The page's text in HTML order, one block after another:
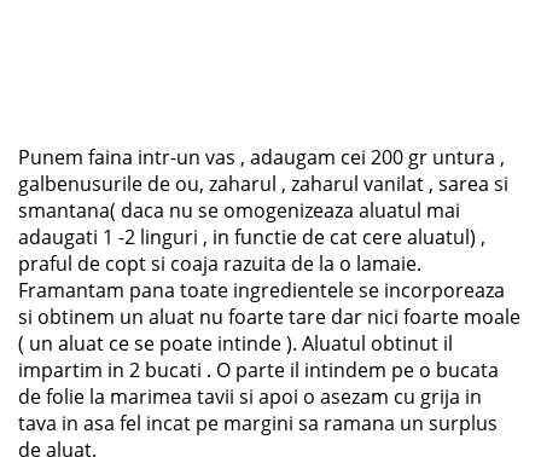
Punem faina intr-un vas , adaugam cei 200 gr untura ,
galbenusurile de ou, zaharul , zaharul vanilat , sarea si
smantana( daca nu se omogenizeaza aluatul mai
adaugati 1 -2 linguri , in functie de cat cere aluatul) ,
praful de copt si coaja razuita de la o lamaie.
Framantam pana toate ingredientele se incorporeaza
si obtinem un aluat nu foarte tare dar nici foarte moale
( un aluat ce se poate intinde ). Aluatul obtinut il
impartim in 2 bucati . O parte il intindem pe o bucata
de folie la marimea tavii si apoi o asezam cu grija in
tava in asa fel incat pe margini sa ramana un surplus
de aluat.